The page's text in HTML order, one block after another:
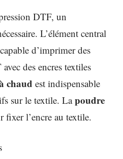
DTF, un
L’élément central
d’imprimer des
des encres textiles
chaud est indispensable
sur le textile. Lapoudre
fixer l’encre au textile.